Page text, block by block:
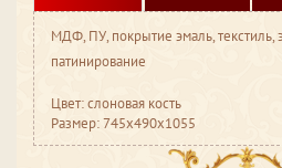
МДФ, ПУ, покрытие эмаль, текстиль,
патинирование
Цвет: слоновая кость
Размер: 745x490x1055